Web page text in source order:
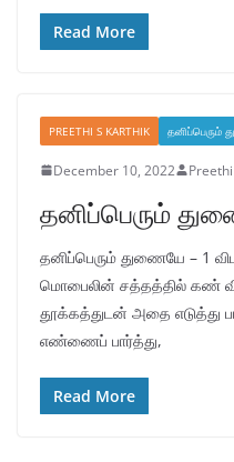
Read More
PREETHI S KARTHIK தனிப்பெரும்
December 10, 2022
தனிப்பெரும்
தனிப்பெரும் துணையே – 1
மொபைலின் சத்தத்தில் கண்
தூக்கத்துடன் அதை எடுத்து
எண்ணைப் பார்த்து,
Read More